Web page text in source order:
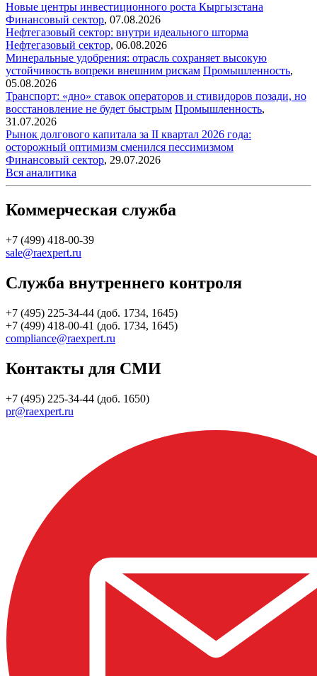
Новые центры инвестиционного роста Кыргызстана
Финансовый сектор, 07.08.2026
Нефтегазовый сектор: внутри идеального шторма
Нефтегазовый сектор, 06.08.2026
Минеральные удобрения: отрасль сохраняет высокую
устойчивость вопреки внешним рискам Промышленность,
05.08.2026
Транспорт: «дно» ставок операторов и стивидоров позади, но
восстановление не будет быстрым Промышленность,
31.07.2026
Рынок долгового капитала за II квартал 2026 года:
осторожный оптимизм сменился пессимизмом
Финансовый сектор, 29.07.2026
Вся аналитика
Коммерческая служба
+7 (499) 418-00-39
sale@raexpert.ru
Служба внутреннего контроля
+7 (495) 225-34-44 (доб. 1734, 1645)
+7 (499) 418-00-41 (доб. 1734, 1645)
compliance@raexpert.ru
Контакты для СМИ
+7 (495) 225-34-44 (доб. 1650)
pr@raexpert.ru